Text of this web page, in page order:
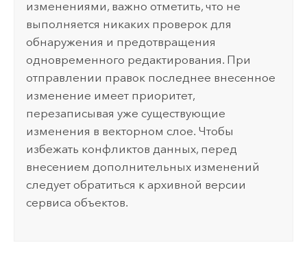
изменениями, важно отметить, что не
выполняется никаких проверок для
обнаружения и предотвращения
одновременного редактирования. При
отправлении правок последнее внесенное
изменение имеет приоритет,
перезаписывая уже существующие
изменения в векторном слое. Чтобы
избежать конфликтов данных, перед
внесением дополнительных изменений
следует обратиться к архивной версии
сервиса объектов.